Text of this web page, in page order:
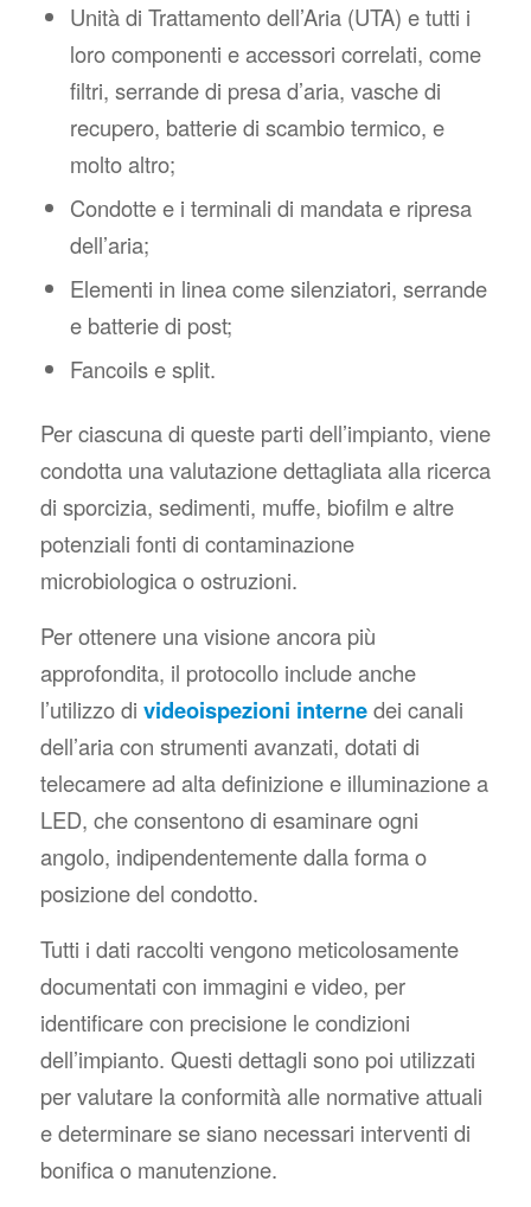
Unità di Trattamento dell’Aria (UTA) e tutti i
loro componenti e accessori correlati, come
filtri, serrande di presa d’aria, vasche di
recupero, batterie di scambio termico, e
molto altro;
Condotte e i terminali di mandata e ripresa
dell’aria;
Elementi in linea come silenziatori, serrande
e batterie di post;
Fancoils e split.
Per ciascuna di queste parti dell’impianto, viene
condotta una valutazione dettagliata alla ricerca
di sporcizia, sedimenti, muffe, biofilm e altre
potenziali fonti di contaminazione
microbiologica o ostruzioni.
Per ottenere una visione ancora più
approfondita, il protocollo include anche
l’utilizzo di videoispezioni internedei canali
dell’aria con strumenti avanzati, dotati di
telecamere ad alta definizione e illuminazione a
LED, che consentono di esaminare ogni
angolo, indipendentemente dalla forma o
posizione del condotto.
Tutti i dati raccolti vengono meticolosamente
documentati con immagini e video, per
identificare con precisione le condizioni
dell’impianto. Questi dettagli sono poi utilizzati
per valutare la conformità alle normative attuali
e determinare se siano necessari interventi di
bonifica o manutenzione.